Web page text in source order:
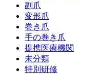
副爪
変形爪
巻き爪
手の巻き爪
提携医療機関
未分類
特別研修